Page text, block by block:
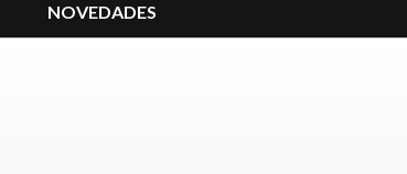
NOVEDADES